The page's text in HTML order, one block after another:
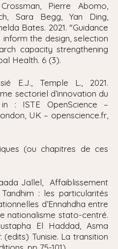
Pierre Abomo,
Sara Begg, Yan Ding,
Bates. 2021. "Guidance
the design, selection
capacity strengthening
Health. 6 (3).
E.J., Temple L., 2021.
sectoriel d’innovation du
: ISTE OpenScience –
UK – openscience.fr,
(ou chapitres de ces
Jallel, Affaiblissement
: les particularités
d’Ennahdha entre
nationalisme stato-centré.
El Haddad, Asma
Tunisie. La transition